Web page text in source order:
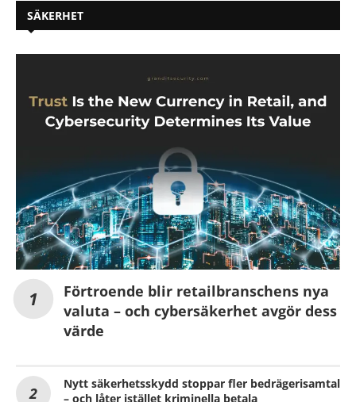
SÄKERHET
Förtroende blir retailbranschens nya
valuta – och cybersäkerhet avgör dess
värde
Nytt säkerhetsskydd stoppar fler bedrägerisamtal
– och låter istället kriminella betala